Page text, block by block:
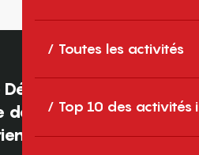
Toutes les activités
Top 10 des activités
des Pyrénées-